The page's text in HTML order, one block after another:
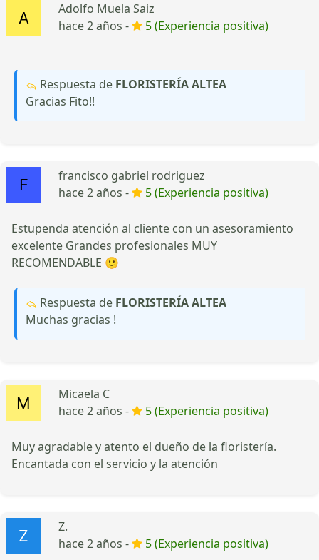
Adolfo Muela Saiz
hace 2 años -
5 (Experiencia positiva)
Respuesta de FLORISTERÍA ALTEA
Gracias Fito!!
francisco gabriel rodriguez
hace 2 años -
5 (Experiencia positiva)
Estupenda atención al cliente con un asesoramiento
excelente Grandes profesionales MUY
RECOMENDABLE 🙂
Respuesta de FLORISTERÍA ALTEA
Muchas gracias !
Micaela C
hace 2 años -
5 (Experiencia positiva)
Muy agradable y atento el dueño de la floristería.
Encantada con el servicio y la atención
Z.
hace 2 años -
5 (Experiencia positiva)